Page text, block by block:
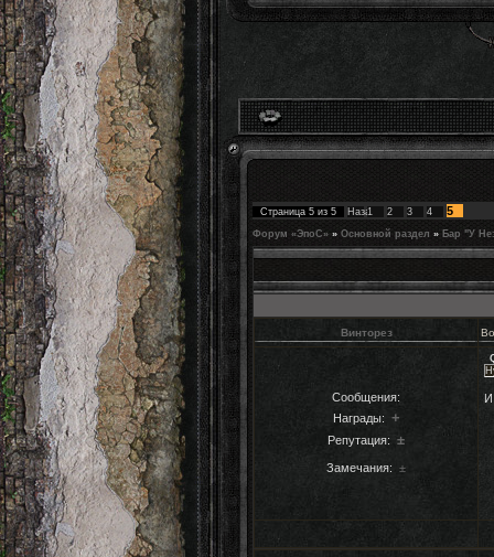
Страница 5 из 5 Назад
1 2 3 4 5
Форум «ЭпоС» » Основной раздел » Бар "У
Винторез
Сообщения:
Награды: +
Репутация: ±
Замечания: ±
И